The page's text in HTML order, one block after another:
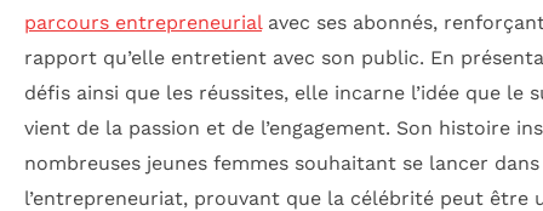
parcours entrepreneurial avec ses abonnés,
rapport qu’elle entretient avec son public. En
défis ainsi que les réussites, elle incarne l’idée que le
vient de la passion et de l’engagement. Son histoire
nombreuses jeunes femmes souhaitant se lancer dans
l’entrepreneuriat, prouvant que la célébrité peut être